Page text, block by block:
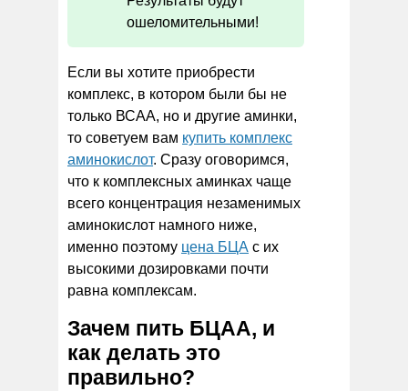
ошеломительными!
Если вы хотите приобрести
комплекс, в котором были бы не
только ВСАА, но и другие аминки,
то советуем вам купить комплекс
аминокислот. Сразу оговоримся,
что к комплексных аминках чаще
всего концентрация незаменимых
аминокислот намного ниже,
именно поэтому цена БЦА с их
высокими дозировками почти
равна комплексам.
Зачем пить БЦАА, и
как делать это
правильно?